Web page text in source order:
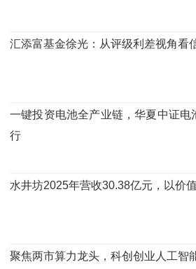
汇添富基金徐光：从评级利差视角看
一键投资电池全产业链，华夏中证电
行
水井坊2025年营收30.38亿元，以价
聚焦两市算力龙头，科创创业人工智